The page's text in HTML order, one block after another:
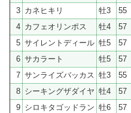
3 カネヒキリ 牡3 55
4 カフェオリンポス 牡4 57
5 サイレントディール 牡5 57
6 サカラート 牡5 57
7 サンライズバッカス 牡3 55
8 シーキングザダイヤ 牡4 57
9 シロキタゴッドラン 牡6 57